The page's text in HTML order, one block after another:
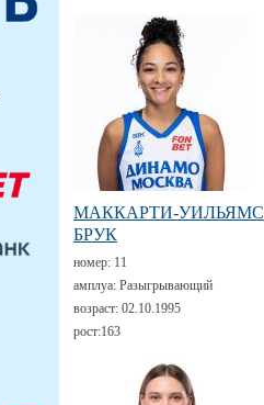
МАККАРТИ-УИЛЬЯМС
БРУК
номер: 11
амплуа: Разыгрывающий
возраст: 02.10.1995
рост:163